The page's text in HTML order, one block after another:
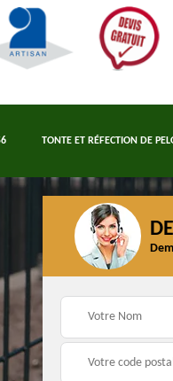
TONTE ET RÉFECTION DE
haie 56